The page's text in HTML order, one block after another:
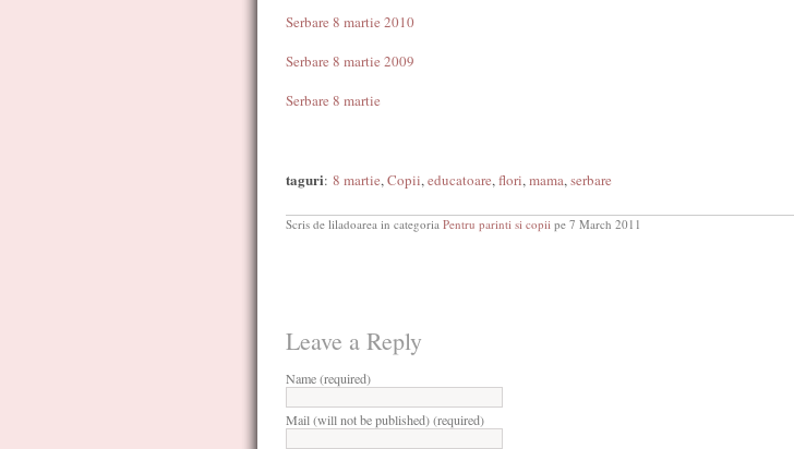
Serbare 8 martie 2010
Serbare 8 martie 2009
Serbare 8 martie
taguri: 8 martie,Copii,educatoare,flori,mama,serbare
Scris de liladoarea in categoria Pentru parinti si copii pe 7 March 2011
Leave a Reply
Name (required)
Mail (will not be published) (required)